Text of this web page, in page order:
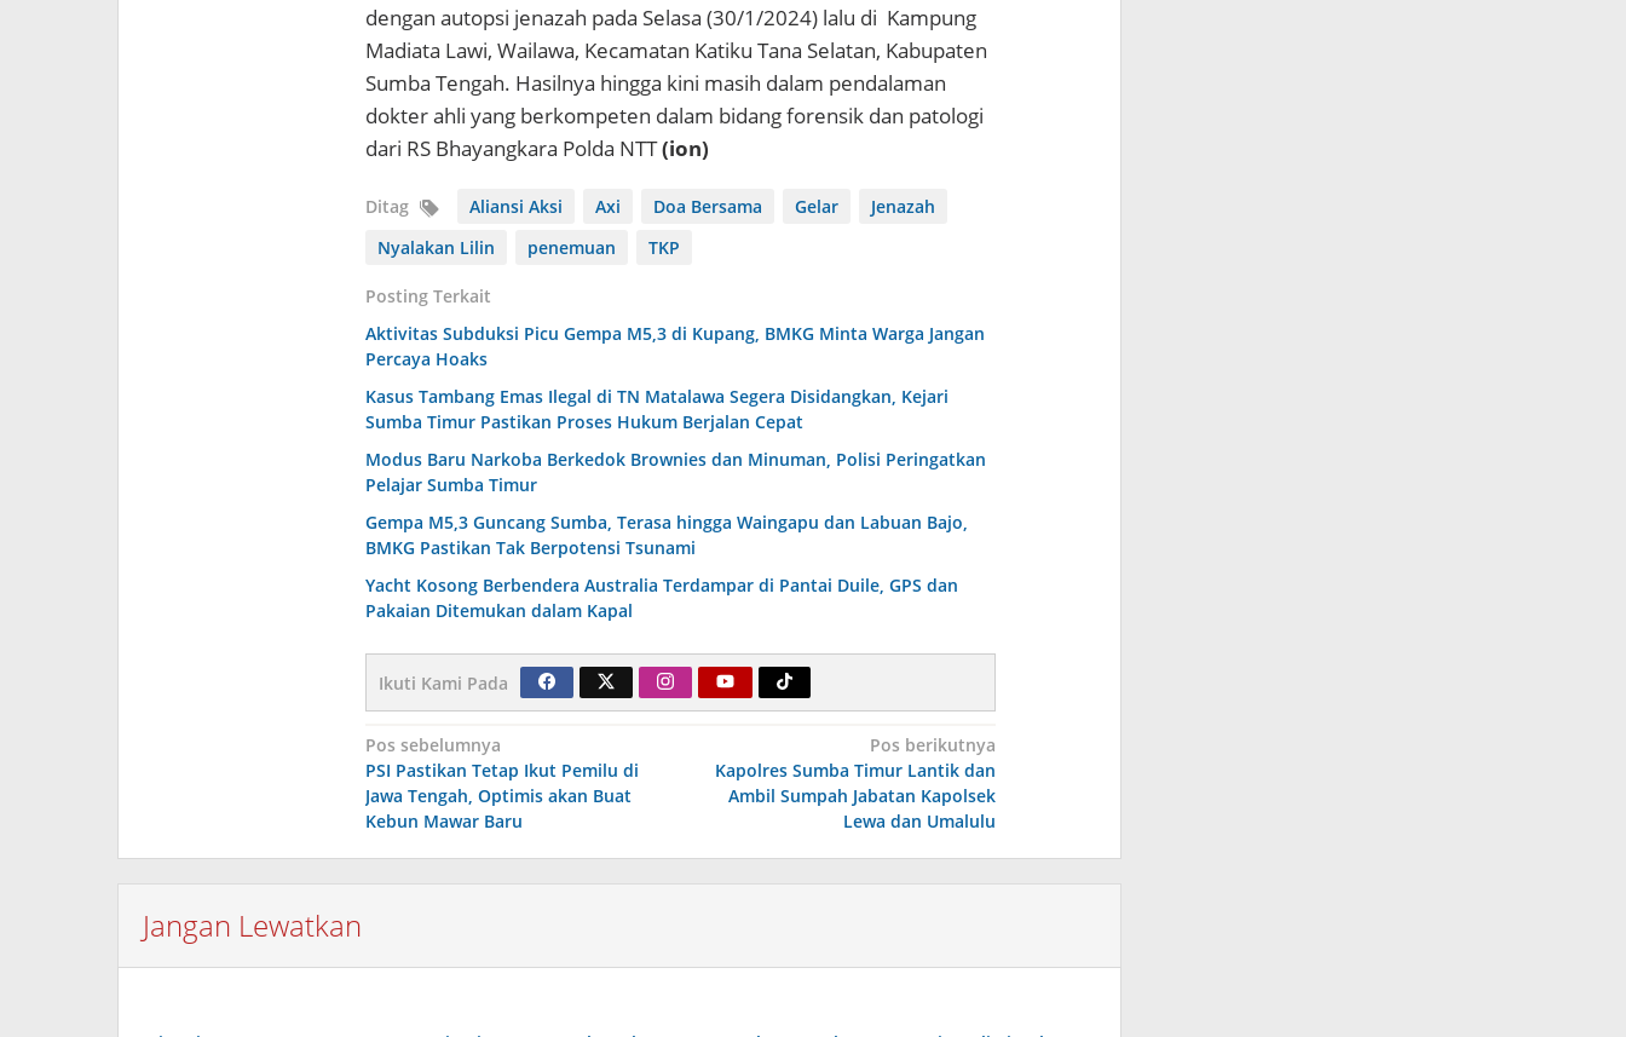
dengan autopsi jenazah pada Selasa (30/1/2024) lalu di Kampung
Madiata Lawi, Wailawa, Kecamatan Katiku Tana Selatan, Kabupaten
Sumba Tengah. Hasilnya hingga kini masih dalam pendalaman
dokter ahli yang berkompeten dalam bidang forensik dan patologi
dari RS Bhayangkara Polda NTT(ion)
Ditag Aliansi Aksi Axi Doa Bersama Gelar
Jenazah
Nyalakan Lilin
penemuan TKP
Posting Terkait
Aktivitas Subduksi Picu Gempa M5,3 di Kupang, BMKG Minta Warga Jangan
Percaya Hoaks
Kasus Tambang Emas Ilegal di TN Matalawa Segera Disidangkan, Kejari
Sumba Timur Pastikan Proses Hukum Berjalan Cepat
Modus Baru Narkoba Berkedok Brownies dan Minuman, Polisi Peringatkan
Pelajar Sumba Timur
Gempa M5,3 Guncang Sumba, Terasa hingga Waingapu dan Labuan Bajo,
BMKG Pastikan Tak Berpotensi Tsunami
Yacht Kosong Berbendera Australia Terdampar di Pantai Duile, GPS dan
Pakaian Ditemukan dalam Kapal
Ikuti Kami Pada
Navigasi
pos
Pos sebelumnya
PSI Pastikan Tetap Ikut Pemilu di
Jawa Tengah, Optimis akan Buat
Kebun Mawar Baru
Pos berikutnya
Kapolres Sumba Timur Lantik dan
Ambil Sumpah Jabatan Kapolsek
Lewa dan Umalulu
Jangan Lewatkan